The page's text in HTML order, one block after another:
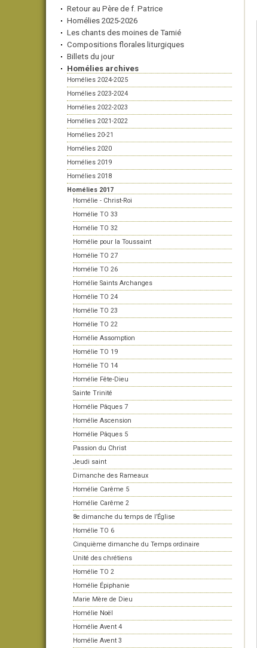
Retour au Père de f. Patrice
Homélies 2025-2026
Les chants des moines de Tamié
Compositions florales liturgiques
Billets du jour
Homélies archives
Homélies 2024-2025
Homélies 2023-2024
Homélies 2022-2023
Homélies 2021-2022
Homélies 20-21
Homélies 2020
Homélies 2019
Homélies 2018
Homélies 2017
Homélie - Christ-Roi
Homélie TO 33
Homélie TO 32
Homélie pour la Toussaint
Homélie TO 27
Homélie TO 26
Homélie Saints Archanges
Homélie TO 24
Homélie TO 23
Homélie TO 22
Homélie Assomption
Homélie TO 19
Homélie TO 14
Homélie Fête-Dieu
Sainte Trinité
Homélie Pâques 7
Homélie Ascension
Homélie Pâques 5
Passion du Christ
Jeudi saint
Dimanche des Rameaux
Homélie Carême 5
Homélie Carême 2
8e dimanche du temps de l’Église
Homélie TO 6
Cinquième dimanche du Temps ordinaire
Unité des chrétiens
Homélie TO 2
Homélie Épiphanie
Marie Mère de Dieu
Homélie Noël
Homélie Avent 4
Homélie Avent 3